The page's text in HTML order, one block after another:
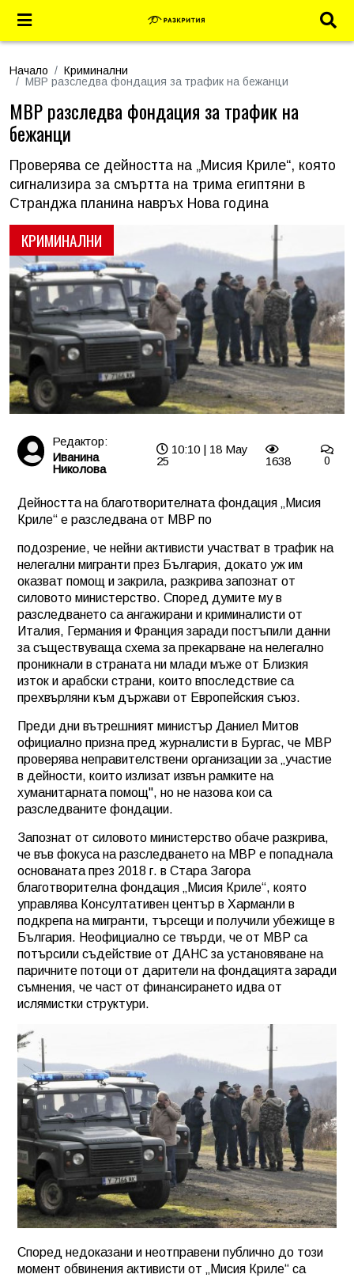
Начало
Криминални
МВР разследва фондация за трафик на бежанци
КРИМИНАЛНИ
МВР разследва фондация за трафик на
бежанци
Проверява се дейността на „Мисия Криле“, която
сигнализира за смъртта на трима египтяни в
Странджа планина навръх Нова година
Редактор:
Иванина
Николова
10:10 | 18 May
25
1638 0
Дейността на благотворителната фондация „Мисия
Криле“ е разследвана от МВР по
подозрение, че нейни активисти участват в трафик на
нелегални мигранти през България, докато уж им
оказват помощ и закрила, разкрива запознат от
силовото министерство. Според думите му в
разследването са ангажирани и криминалисти от
Италия, Германия и Франция заради постъпили данни
за съществуваща схема за прекарване на нелегално
проникнали в страната ни млади мъже от Близкия
изток и арабски страни, които впоследствие са
прехвърляни към държави от Европейския съюз.
Преди дни вътрешният министър Даниел Митов
официално призна пред журналисти в Бургас, че МВР
проверява неправителствени организации за „участие
в дейности, които излизат извън рамките на
хуманитарната помощ", но не назова кои са
разследваните фондации.
Запознат от силовото министерство обаче разкрива,
че във фокуса на разследването на МВР е попаднала
основаната през 2018 г. в Стара Загора
благотворителна фондация „Мисия Криле“, която
управлява Консултативен център в Харманли в
подкрепа на мигранти, търсещи и получили убежище в
България. Неофициално се твърди, че от МВР са
потърсили съдействие от ДАНС за установяване на
паричните потоци от дарители на фондацията заради
съмнения, че част от финансирането идва от
ислямистки структури.
Според недоказани и неотправени публично до този
момент обвинения активисти от „Мисия Криле“ са